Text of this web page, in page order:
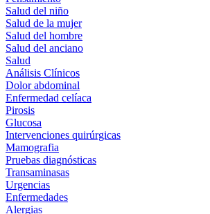
Salud del niño
Salud de la mujer
Salud del hombre
Salud del anciano
Salud
Análisis Clínicos
Dolor abdominal
Enfermedad celíaca
Pirosis
Glucosa
Intervenciones quirúrgicas
Mamografia
Pruebas diagnósticas
Transaminasas
Urgencias
Enfermedades
Alergias